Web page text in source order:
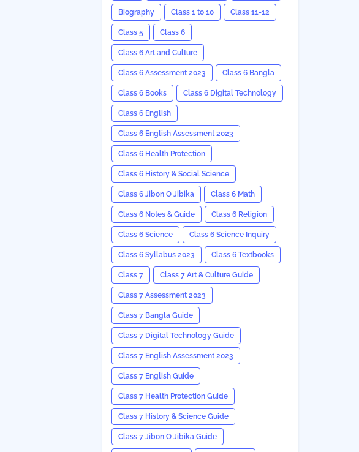
Biography Class 1 to 10 Class 11-12
Class 5 Class 6
Class 6 Art and Culture
Class 6 Assessment 2023 Class 6 Bangla
Class 6 Books Class 6 Digital Technology
Class 6 English
Class 6 English Assessment 2023
Class 6 Health Protection
Class 6 History & Social Science
Class 6 Jibon O Jibika Class 6 Math
Class 6 Notes & Guide Class 6 Religion
Class 6 Science Class 6 Science Inquiry
Class 6 Syllabus 2023 Class 6 Textbooks
Class 7 Class 7 Art & Culture Guide
Class 7 Assessment 2023
Class 7 Bangla Guide
Class 7 Digital Technology Guide
Class 7 English Assessment 2023
Class 7 English Guide
Class 7 Health Protection Guide
Class 7 History & Science Guide
Class 7 Jibon O Jibika Guide